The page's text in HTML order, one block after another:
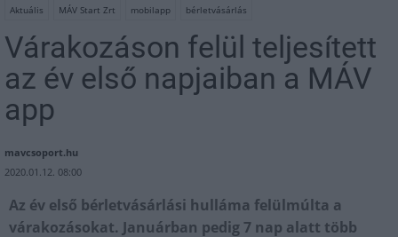
Aktuális MÁV Start Zrt mobilapp bérletvásárlás
Várakozáson felül teljesített
az év első napjaiban a MÁV
app
mavcsoport.hu
2020.01.12. 08:00
Az év első bérletvásárlási hulláma felülmúlta a
várakozásokat. Januárban pedig 7 nap alatt több